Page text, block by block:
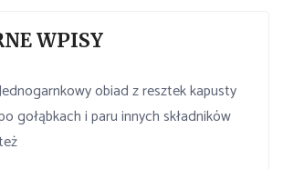
WPISY
obiad z resztek kapusty
gołąbkach i paru innych składników